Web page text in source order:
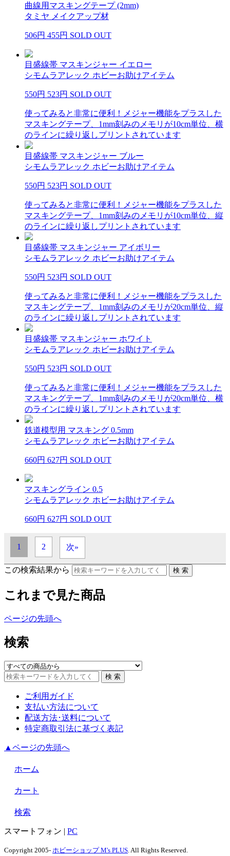
曲線用マスキングテープ (2mm)
タミヤ メイクアップ材
506円 455円 SOLD OUT
目盛線帯 マスキンジャー イエロー
シモムラアレック ホビーお助けアイテム
550円 523円 SOLD OUT
使ってみると非常に便利！メジャー機能をプラスした
マスキングテープ、1mm刻みのメモリが10cm単位、横
のラインに繰り返しプリントされています
目盛線帯 マスキンジャー ブルー
シモムラアレック ホビーお助けアイテム
550円 523円 SOLD OUT
使ってみると非常に便利！メジャー機能をプラスした
マスキングテープ、1mm刻みのメモリが10cm単位、縦
のラインに繰り返しプリントされています
目盛線帯 マスキンジャー アイボリー
シモムラアレック ホビーお助けアイテム
550円 523円 SOLD OUT
使ってみると非常に便利！メジャー機能をプラスした
マスキングテープ、1mm刻みのメモリが20cm単位、縦
のラインに繰り返しプリントされています
目盛線帯 マスキンジャー ホワイト
シモムラアレック ホビーお助けアイテム
550円 523円 SOLD OUT
使ってみると非常に便利！メジャー機能をプラスした
マスキングテープ、1mm刻みのメモリが20cm単位、横
のラインに繰り返しプリントされています
鉄道模型用 マスキング 0.5mm
シモムラアレック ホビーお助けアイテム
660円 627円 SOLD OUT
マスキングライン 0.5
シモムラアレック ホビーお助けアイテム
660円 627円 SOLD OUT
1 2 次»
この検索結果から
これまで見た商品
ページの先頭へ
検索
ご利用ガイド
支払い方法について
配送方法･送料について
特定商取引法に基づく表記
▲ページの先頭へ
ホーム
カート
検索
スマートフォン | PC
Copyright 2005- ホビーショップ M's PLUS. All Rights Reserved.